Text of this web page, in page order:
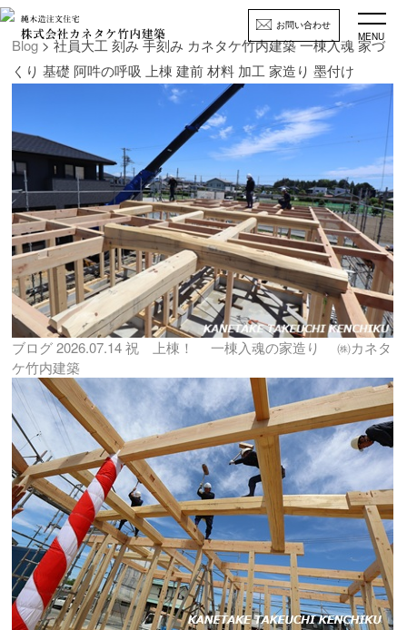
お問い合わせ
MENU
Blog> 社員大工 刻み 手刻み カネタケ竹内建築 一棟入魂 家づ
くり 基礎 阿吽の呼吸 上棟 建前 材料 加工 家造り 墨付け
ブログ2026.07.14 祝 上棟！ 一棟入魂の家造り ㈱カネタ
ケ竹内建築